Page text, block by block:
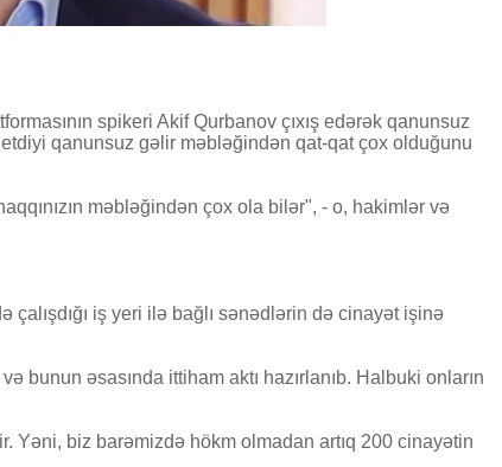
spikeri Akif Qurbanov çıxış edərək qanunsuz
qanunsuz gəlir məbləğindən qat-qat çox olduğunu
məbləğindən çox ola bilər", - o, hakimlər və
iş yeri ilə bağlı sənədlərin də cinayət işinə
bunun əsasında ittiham aktı hazırlanıb. Halbuki onların
Yəni, biz barəmizdə hökm olmadan artıq 200 cinayətin